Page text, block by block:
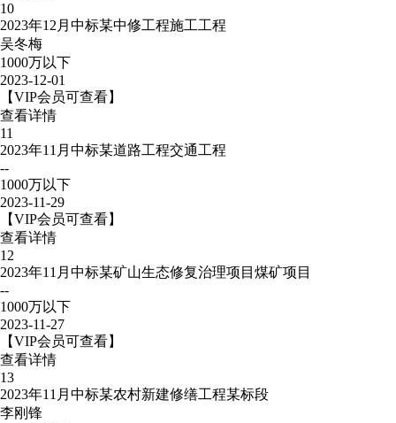
10
2023年12月中标某中修工程施工工程
吴冬梅
1000万以下
2023-12-01
【VIP会员可查看】
查看详情
11
2023年11月中标某道路工程交通工程
--
1000万以下
2023-11-29
【VIP会员可查看】
查看详情
12
2023年11月中标某矿山生态修复治理项目煤矿项目
--
1000万以下
2023-11-27
【VIP会员可查看】
查看详情
13
2023年11月中标某农村新建修缮工程某标段
李刚锋